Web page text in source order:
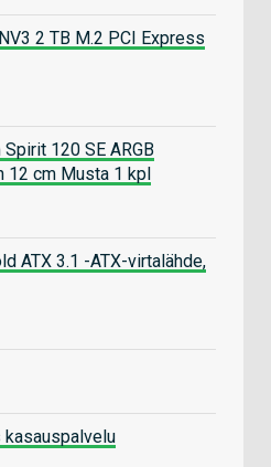
2 TB M.2 PCI Express
120 SE ARGB
12 cm Musta 1 kpl
ATX 3.1 -ATX-virtalähde,